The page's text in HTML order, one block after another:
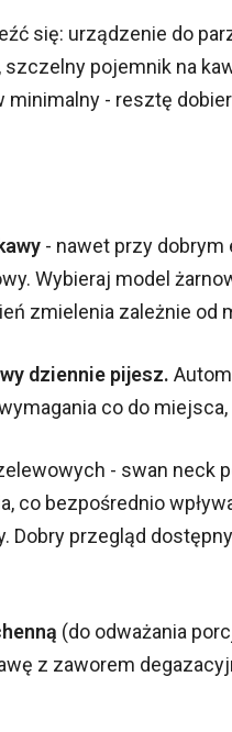
się: urządzenie do
pojemnik na
- resztę
- nawet przy dobrym
Wybieraj model
zmielenia zależnie od
dziennie pijesz.
co do miejsca,
- swan neck
co bezpośrednio
Dobry przegląd
(do odważania
z zaworem